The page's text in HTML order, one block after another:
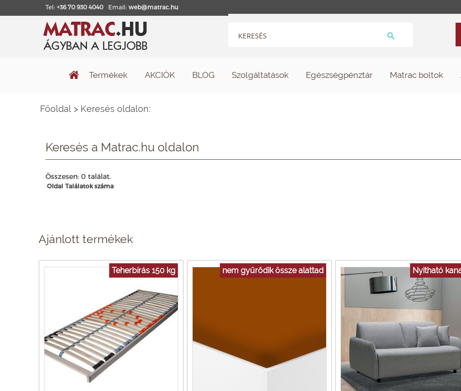
Tel: +36 70 930 4040 Email: web@matrac.hu
Termékek AKCIÓK BLOG Szolgáltatások Egészségpénztár Matrac boltok
Főoldal > Keresés oldalon:
Keresés a Matrac.hu oldalon
Összesen: 0 találat.
Oldal Találatok száma
Ajánlott termékek
Teherbírás 150 kg nem gyűrődik össze alattad Nyitható